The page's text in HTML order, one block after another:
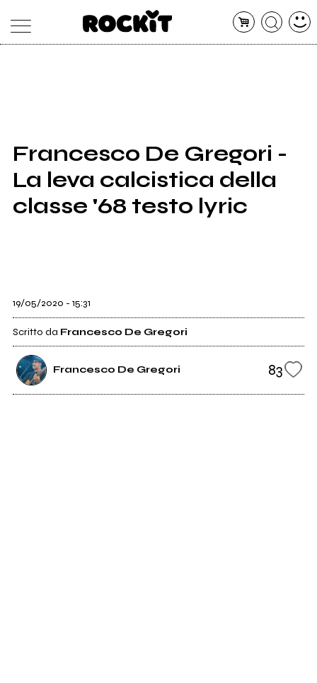
SHOP
RADIO
Francesco De Gregori -
La leva calcistica della
classe '68 testo lyric
19/05/2020 - 15:31
Scritto da Francesco De Gregori
Francesco De Gregori 83